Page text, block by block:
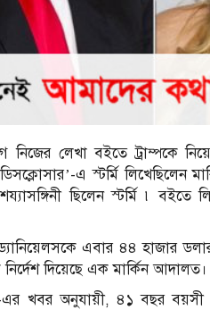
লেখা বইতে ট্রাম্পকে
এ স্টর্মি লিখেছিলেন
শয্যাসঙ্গিনী ছিলেন স্টর্মি ৷ বইতে
এবার ৪৪ হাজার
নির্দেশ দিয়েছে এক মার্কিন আদালত।
খবর অনুযায়ী, ৪১ বছর বয়সী